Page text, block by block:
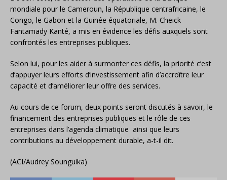
mondiale pour le Cameroun, la République centrafricaine, le
Congo, le Gabon et la Guinée équatoriale, M. Cheick
Fantamady Kanté, a mis en évidence les défis auxquels sont
confrontés les entreprises publiques.
Selon lui, pour les aider à surmonter ces défis, la priorité c’est
d’appuyer leurs efforts d’investissement afin d’accroître leur
capacité et d’améliorer leur offre des services.
Au cours de ce forum, deux points seront discutés à savoir, le
financement des entreprises publiques et le rôle de ces
entreprises dans l’agenda climatique ainsi que leurs
contributions au développement durable, a-t-il dit.
(ACI/Audrey Sounguika)